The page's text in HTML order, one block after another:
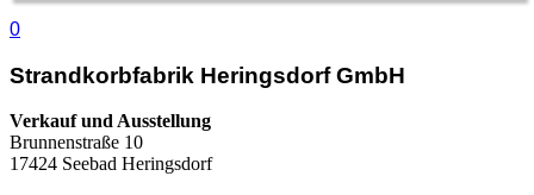
0
Strandkorbfabrik Heringsdorf GmbH
Verkauf und Ausstellung
Brunnenstraße 10
17424 Seebad Heringsdorf